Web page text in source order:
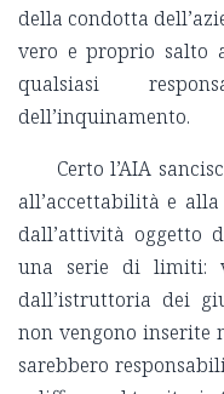
della condotta
vero e proprio salto
qualsiasi
dell’inquinamento.
Certo l’AIA
all’accettabilità e
dall’attività oggetto
una serie di limiti:
dall’istruttoria dei
non vengono inserite
sarebbero